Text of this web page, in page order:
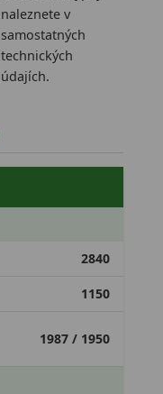
naleznete v
samostatných
technických
údajích.
2840
1150
1987 / 1950